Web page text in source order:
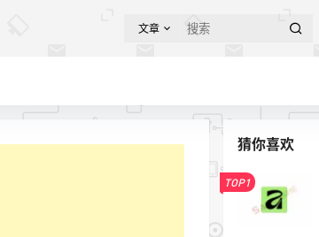
文章
猜你喜欢
TOP1